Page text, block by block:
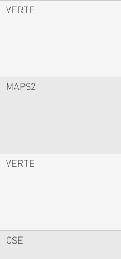
VERTE
MAPS2
VERTE
OSE